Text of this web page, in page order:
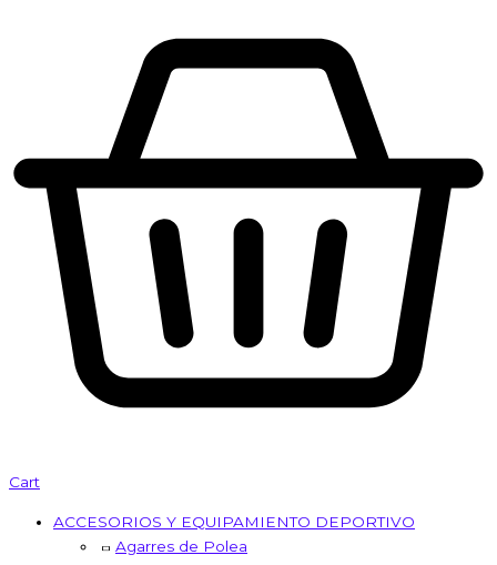
Cart
ACCESORIOS Y EQUIPAMIENTO DEPORTIVO
Agarres de Polea